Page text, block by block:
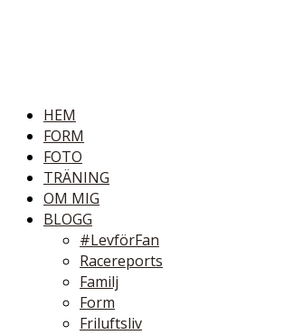
HEM
FORM
FOTO
TRÄNING
OM MIG
BLOGG
#LevförFan
Racereports
Familj
Form
Friluftsliv